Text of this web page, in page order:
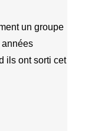
un groupe
ils ont sorti cet